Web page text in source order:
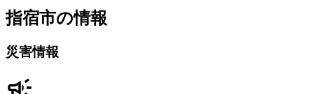
指宿市の情報
災害情報